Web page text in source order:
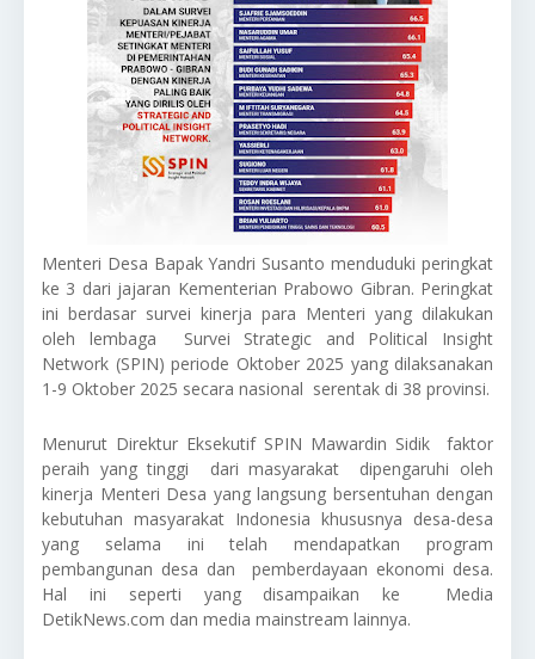
Menteri Desa Bapak Yandri Susanto menduduki peringkat
ke 3 dari jajaran Kementerian Prabowo Gibran. Peringkat
ini berdasar survei kinerja para Menteri yang dilakukan
oleh lembaga Survei Strategic and Political Insight
Network (SPIN) periode Oktober 2025 yang dilaksanakan
1-9 Oktober 2025 secara nasional serentak di 38 provinsi.
Menurut Direktur Eksekutif SPIN Mawardin Sidik faktor
peraih yang tinggi dari masyarakat dipengaruhi oleh
kinerja Menteri Desa yang langsung bersentuhan dengan
kebutuhan masyarakat Indonesia khususnya desa-desa
yang selama ini telah mendapatkan program
pembangunan desa dan pemberdayaan ekonomi desa.
Hal ini seperti yang disampaikan ke Media
DetikNews.com dan media mainstream lainnya.